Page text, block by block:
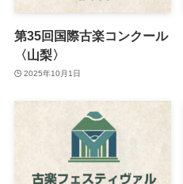
第35回国際古楽コンクール
〈山梨〉
2025年10月1日